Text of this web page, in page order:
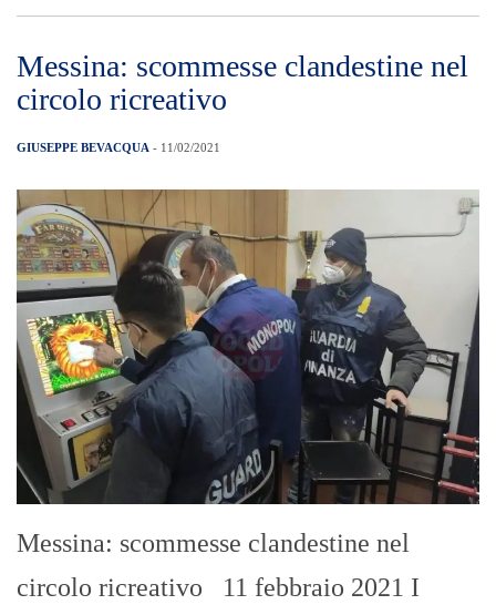
Messina: scommesse clandestine nel
circolo ricreativo
GIUSEPPE BEVACQUA - 11/02/2021
Messina: scommesse clandestine nel
circolo ricreativo 11 febbraio 2021 I